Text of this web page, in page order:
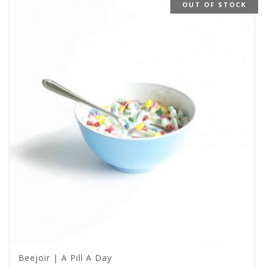
OUT OF STOCK
Beejoir | A Pill A Day